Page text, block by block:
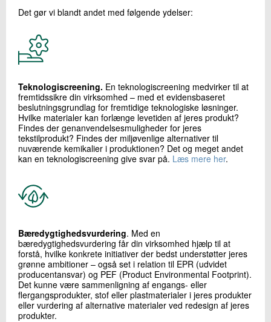
Det gør vi blandt andet med følgende ydelser:
Teknologiscreening. En teknologiscreening medvirker til at
fremtidssikre din virksomhed – med et evidensbaseret
beslutningsgrundlag for fremtidige teknologiske løsninger.
Hvilke materialer kan forlænge levetiden af jeres produkt?
Findes der genanvendelsesmuligheder for jeres
tekstilprodukt? Findes der miljøvenlige alternativer til
nuværende kemikalier i produktionen? Det og meget andet
kan en teknologiscreening give svar på. Læs mere her.
Bæredygtighedsvurdering. Med en
bæredygtighedsvurdering får din virksomhed hjælp til at
forstå, hvilke konkrete initiativer der bedst understøtter jeres
grønne ambitioner – også set i relation til EPR (udvidet
producentansvar) og PEF (Product Environmental Footprint).
Det kunne være sammenligning af engangs- eller
flergangsprodukter, stof eller plastmaterialer i jeres produkter
eller vurdering af alternative materialer ved redesign af jeres
produkter.